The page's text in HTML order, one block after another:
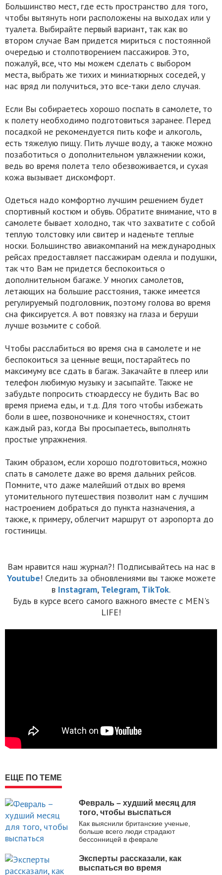
Большинство мест, где есть пространство для того,
чтобы вытянуть ноги расположены на выходах или у
туалета. Выбирайте первый вариант, так как во
втором случае Вам придется мириться с постоянной
очередью и столпотворением пассажиров. Это,
пожалуй, все, что мы можем сделать с выбором
места, выбрать же тихих и миниатюрных соседей, у
нас вряд ли получиться, это все-таки дело случая.
Если Вы собираетесь хорошо поспать в самолете, то
к полету необходимо подготовиться заранее. Перед
посадкой не рекомендуется пить кофе и алкоголь,
есть тяжелую пищу. Пить лучше воду, а также можно
позаботиться о дополнительном увлажнении кожи,
ведь во время полета тело обезвоживается, и сухая
кожа вызывает дискомфорт.
Одеться надо комфортно лучшим решением будет
спортивный костюм и обувь. Обратите внимание, что в
самолете бывает холодно, так что захватите с собой
теплую толстовку или свитер и наденьте теплые
носки. Большинство авиакомпаний на международных
рейсах предоставляет пассажирам одеяла и подушки,
так что Вам не придется беспокоиться о
дополнительном багаже. У многих самолетов,
летающих на большие расстояния, также имеется
регулируемый подголовник, поэтому голова во время
сна фиксируется. А вот повязку на глаза и беруши
лучше возьмите с собой.
Чтобы расслабиться во время сна в самолете и не
беспокоиться за ценные вещи, постарайтесь по
максимуму все сдать в багаж. Закачайте в плеер или
телефон любимую музыку и засыпайте. Также не
забудьте попросить стюардессу не будить Вас во
время приема еды, и т.д. Для того чтобы избежать
боли в шее, позвоночнике и конечностях, стоит
каждый раз, когда Вы просыпаетесь, выполнять
простые упражнения.
Таким образом, если хорошо подготовиться, можно
спать в самолете даже во время дальних рейсов.
Помните, что даже малейший отдых во время
утомительного путешествия позволит нам с лучшим
настроением добраться до пункта назначения, а
также, к примеру, облегчит маршрут от аэропорта до
гостиницы.
Вам нравится наш журнал?! Подписывайтесь на нас в
Youtube! Следить за обновлениями вы также можете
в Instagram, Telegram, TikTok.
Будь в курсе всего самого важного вместе с MEN's
LIFE!
ЕЩЕ ПО ТЕМЕ
Февраль – худший месяц для
того, чтобы выспаться
Как выяснили британские ученые,
больше всего люди страдают
бессонницей в феврале
Эксперты рассказали, как
выспаться во время